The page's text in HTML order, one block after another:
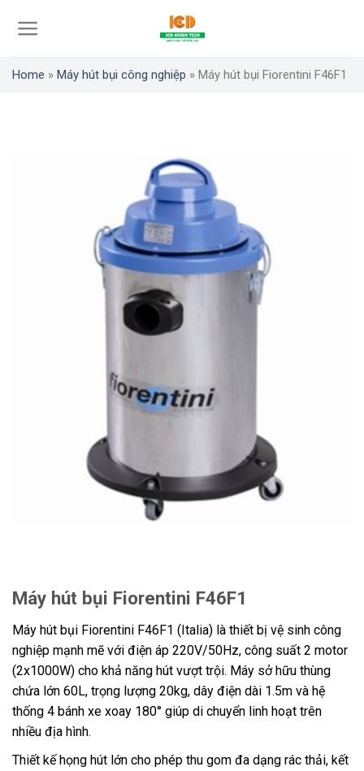
Home » Máy hút bụi công nghiệp » Máy hút bụi Fiorentini F46F1
Máy hút bụi Fiorentini F46F1
Máy hút bụi Fiorentini F46F1 (Italia) là thiết bị vệ sinh công
nghiệp mạnh mẽ với điện áp 220V/50Hz, công suất 2 motor
(2x1000W) cho khả năng hút vượt trội. Máy sở hữu thùng
chứa lớn 60L, trọng lượng 20kg, dây điện dài 1.5m và hệ
thống 4 bánh xe xoay 180° giúp di chuyển linh hoạt trên
nhiều địa hình.
Thiết kế họng hút lớn cho phép thu gom đa dạng rác thải, kết